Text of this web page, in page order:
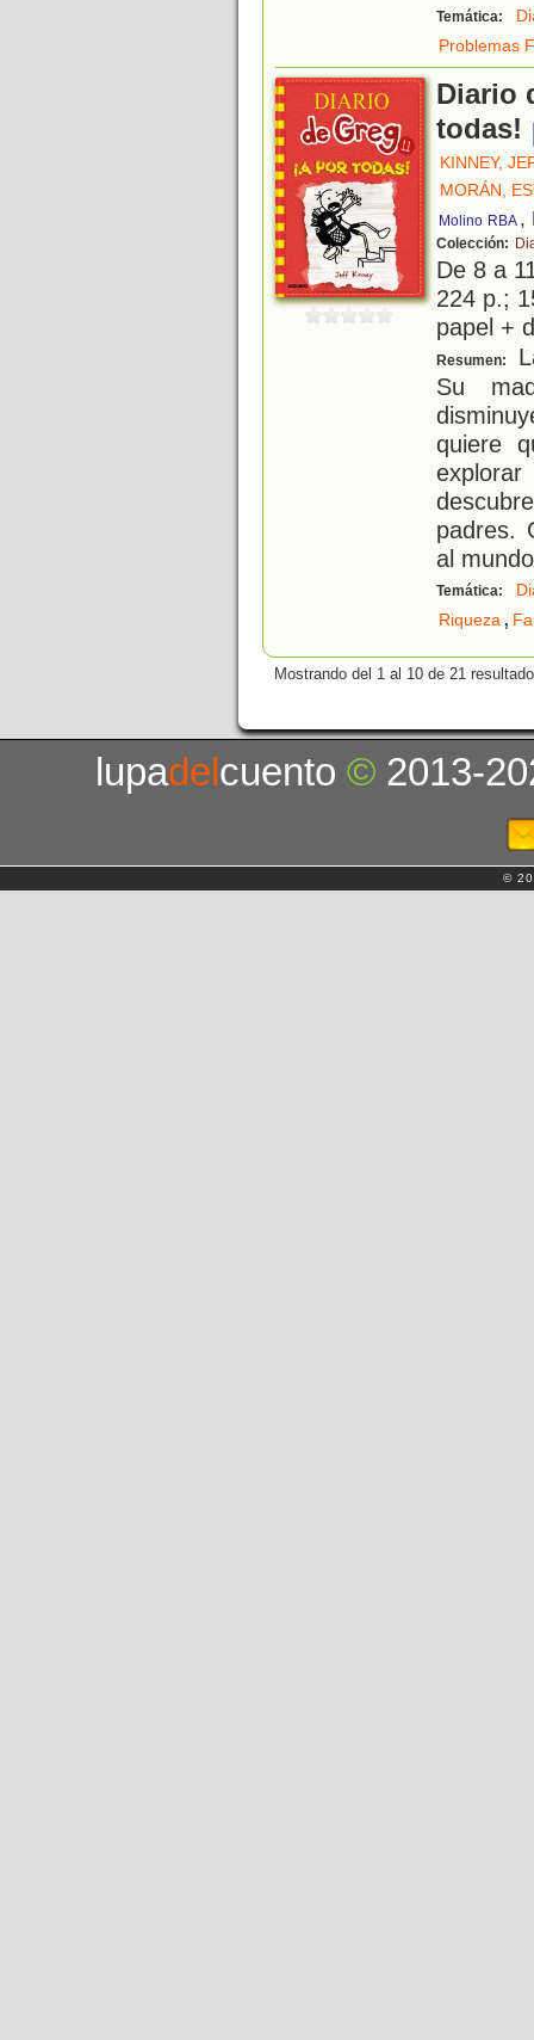
Temática:
Problemas
Diario
todas!
KINNEY,
MORÁN,
Molino RBA ,
Colección:
De 8 a
224 p.;
papel +
Resumen:
Su
quiere
padres.
al
Temática:
Riqueza,
Mostrando del 1 al 10 de 21
lupadelcuento© 2013-
©